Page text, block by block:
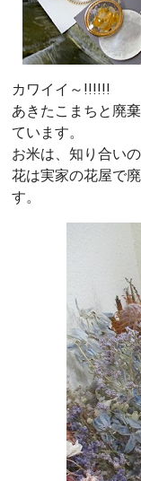
カワイイ～!!!!!!
あきたこまちと廃
ています。
お米は、知り合い
花は実家の花屋で
す。